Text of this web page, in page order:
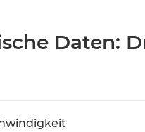
Daten: